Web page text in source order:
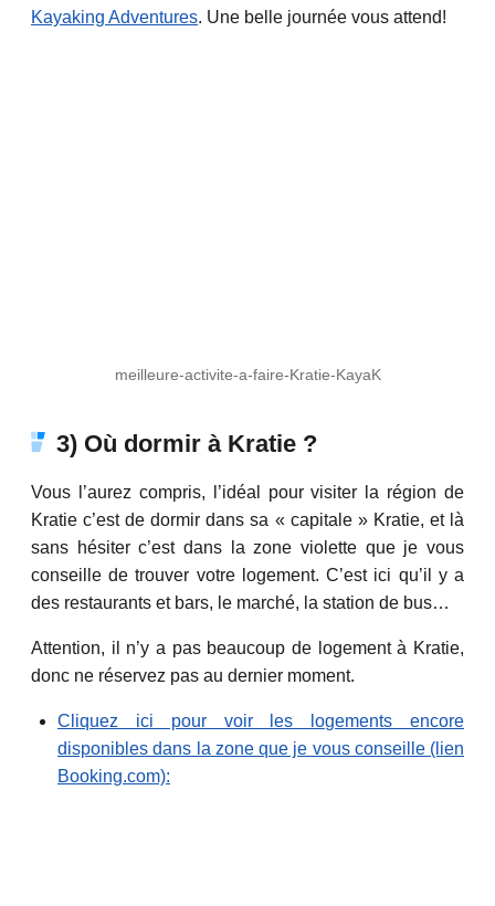
Kayaking Adventures. Une belle journée vous attend!
meilleure-activite-a-faire-Kratie-KayaK
3) Où dormir à Kratie ?
Vous l’aurez compris, l’idéal pour visiter la région de
Kratie c’est de dormir dans sa « capitale » Kratie, et là
sans hésiter c’est dans la zone violette que je vous
conseille de trouver votre logement. C’est ici qu’il y a
des restaurants et bars, le marché, la station de bus…
Attention, il n’y a pas beaucoup de logement à Kratie,
donc ne réservez pas au dernier moment.
Cliquez ici pour voir les logements encore
disponibles dans la zone que je vous conseille (lien
Booking.com):